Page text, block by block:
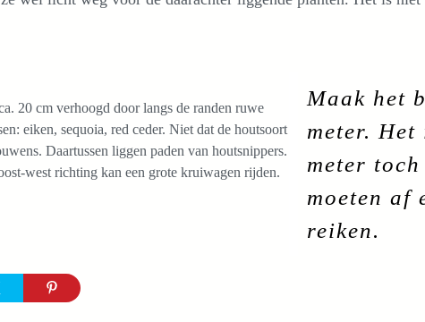
Maak het
meter.
meter
moeten af
reiken.
20 cm verhoogd door langs de randen ruwe
eiken, sequoia, red ceder. Niet dat de houtsoort
Daartussen liggen paden van houtsnippers.
west richting kan een grote kruiwagen rijden.